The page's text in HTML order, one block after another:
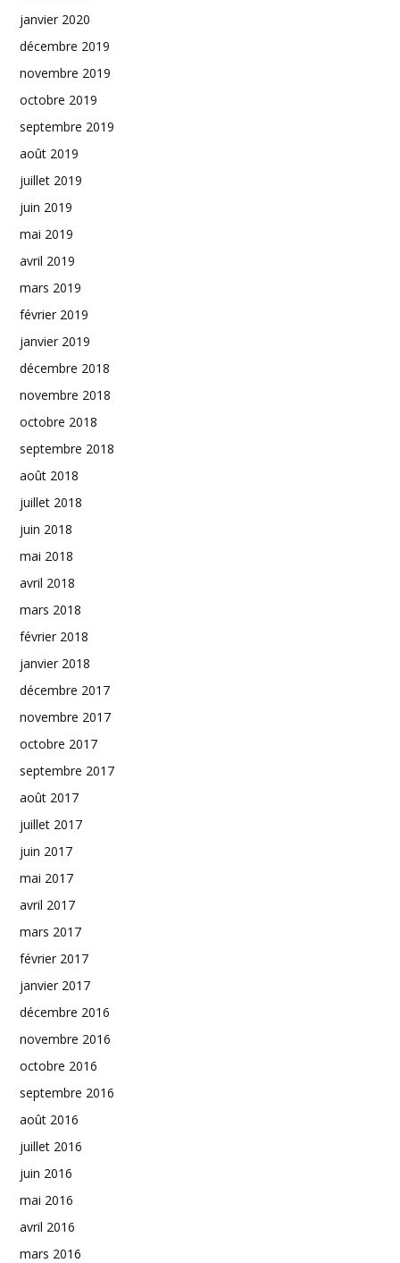
janvier 2020
décembre 2019
novembre 2019
octobre 2019
septembre 2019
août 2019
juillet 2019
juin 2019
mai 2019
avril 2019
mars 2019
février 2019
janvier 2019
décembre 2018
novembre 2018
octobre 2018
septembre 2018
août 2018
juillet 2018
juin 2018
mai 2018
avril 2018
mars 2018
février 2018
janvier 2018
décembre 2017
novembre 2017
octobre 2017
septembre 2017
août 2017
juillet 2017
juin 2017
mai 2017
avril 2017
mars 2017
février 2017
janvier 2017
décembre 2016
novembre 2016
octobre 2016
septembre 2016
août 2016
juillet 2016
juin 2016
mai 2016
avril 2016
mars 2016